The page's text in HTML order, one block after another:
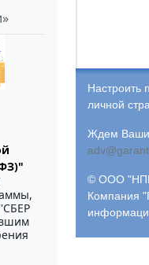
Настроить
личной
Ждем Ваши
© ООО "НПП
Компания